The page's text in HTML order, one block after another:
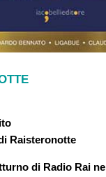
Raisteronotte
di Radio Rai